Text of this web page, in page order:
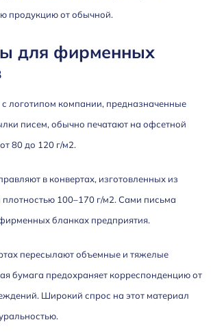
продукцию от обычной.
для фирменных
логотипом компании, предназначенные
писем, обычно печатают на офсетной
80 до 120 г/м2.
в конвертах, изготовленных из
100–170 г/м2. Сами письма
бланках предприятия.
пересылают объемные и тяжелые
бумага предохраняет корреспонденцию от
Широкий спрос на этот материал